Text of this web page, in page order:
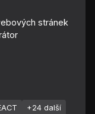
stránek
+24 další